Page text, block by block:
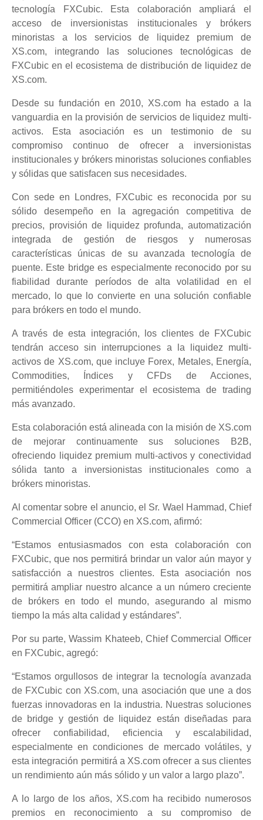
tecnología FXCubic. Esta colaboración ampliará el
acceso de inversionistas institucionales y brókers
minoristas a los servicios de liquidez premium de
XS.com, integrando las soluciones tecnológicas de
FXCubic en el ecosistema de distribución de liquidez de
XS.com.
Desde su fundación en 2010, XS.com ha estado a la
vanguardia en la provisión de servicios de liquidez multi-
activos. Esta asociación es un testimonio de su
compromiso continuo de ofrecer a inversionistas
institucionales y brókers minoristas soluciones confiables
y sólidas que satisfacen sus necesidades.
Con sede en Londres, FXCubic es reconocida por su
sólido desempeño en la agregación competitiva de
precios, provisión de liquidez profunda, automatización
integrada de gestión de riesgos y numerosas
características únicas de su avanzada tecnología de
puente. Este bridge es especialmente reconocido por su
fiabilidad durante períodos de alta volatilidad en el
mercado, lo que lo convierte en una solución confiable
para brókers en todo el mundo.
A través de esta integración, los clientes de FXCubic
tendrán acceso sin interrupciones a la liquidez multi-
activos de XS.com, que incluye Forex, Metales, Energía,
Commodities, Índices y CFDs de Acciones,
permitiéndoles experimentar el ecosistema de trading
más avanzado.
Esta colaboración está alineada con la misión de XS.com
de mejorar continuamente sus soluciones B2B,
ofreciendo liquidez premium multi-activos y conectividad
sólida tanto a inversionistas institucionales como a
brókers minoristas.
Al comentar sobre el anuncio, el Sr. Wael Hammad, Chief
Commercial Officer (CCO) en XS.com, afirmó:
“Estamos entusiasmados con esta colaboración con
FXCubic, que nos permitirá brindar un valor aún mayor y
satisfacción a nuestros clientes. Esta asociación nos
permitirá ampliar nuestro alcance a un número creciente
de brókers en todo el mundo, asegurando al mismo
tiempo la más alta calidad y estándares”.
Por su parte, Wassim Khateeb, Chief Commercial Officer
en FXCubic, agregó:
“Estamos orgullosos de integrar la tecnología avanzada
de FXCubic con XS.com, una asociación que une a dos
fuerzas innovadoras en la industria. Nuestras soluciones
de bridge y gestión de liquidez están diseñadas para
ofrecer confiabilidad, eficiencia y escalabilidad,
especialmente en condiciones de mercado volátiles, y
esta integración permitirá a XS.com ofrecer a sus clientes
un rendimiento aún más sólido y un valor a largo plazo”.
A lo largo de los años, XS.com ha recibido numerosos
premios en reconocimiento a su compromiso de